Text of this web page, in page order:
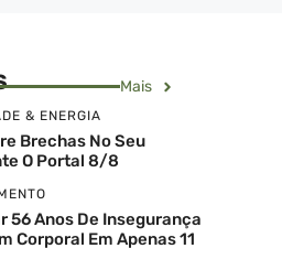
Mais
& ENERGIA
Brechas No Seu
O Portal 8/8
56 Anos De Insegurança
Corporal Em Apenas 11